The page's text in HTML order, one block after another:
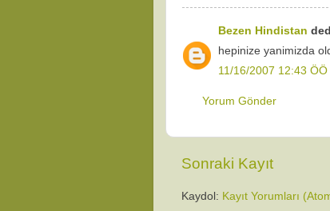
Bezen Hindistan
hepinize yanimizda
11/16/2007 12:43 ÖÖ
Yorum Gönder
Sonraki Kayıt
Kaydol: Kayıt Yorumları